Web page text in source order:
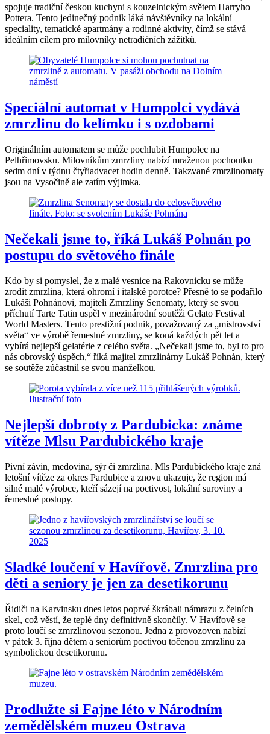
spojuje tradiční českou kuchyni s kouzelnickým světem Harryho
Pottera. Tento jedinečný podnik láká návštěvníky na lokální
speciality, tematické apartmány a rodinné aktivity, čímž se stává
ideálním cílem pro milovníky netradičních zážitků.
Speciální automat v Humpolci vydává
zmrzlinu do kelímku i s ozdobami
Originálním automatem se může pochlubit Humpolec na
Pelhřimovsku. Milovníkům zmrzliny nabízí mraženou pochoutku
sedm dní v týdnu čtyřiadvacet hodin denně. Takzvané zmrzlinomaty
jsou na Vysočině ale zatím výjimka.
Nečekali jsme to, říká Lukáš Pohnán po
postupu do světového finále
Kdo by si pomyslel, že z malé vesnice na Rakovnicku se může
zrodit zmrzlina, která ohromí i italské porotce? Přesně to se podařilo
Lukáši Pohnánovi, majiteli Zmrzliny Senomaty, který se svou
příchutí Tarte Tatin uspěl v mezinárodní soutěži Gelato Festival
World Masters. Tento prestižní podnik, považovaný za „mistrovství
světa“ ve výrobě řemeslné zmrzliny, se koná každých pět let a
vybírá nejlepší gelatérie z celého světa. „Nečekali jsme to, byl to pro
nás obrovský úspěch,“ říká majitel zmrzlinárny Lukáš Pohnán, který
se soutěže zúčastnil se svou manželkou.
Nejlepší dobroty z Pardubicka: známe
vítěze Mlsu Pardubického kraje
Pivní závin, medovina, sýr či zmrzlina. Mls Pardubického kraje zná
letošní vítěze za okres Pardubice a znovu ukazuje, že region má
silné malé výrobce, kteří sázejí na poctivost, lokální suroviny a
řemeslné postupy.
Sladké loučení v Havířově. Zmrzlina pro
děti a seniory je jen za desetikorunu
Řidiči na Karvinsku dnes letos poprvé škrábali námrazu z čelních
skel, což věstí, že teplé dny definitivně skončily. V Havířově se
proto loučí se zmrzlinovou sezonou. Jedna z provozoven nabízí
v pátek 3. října dětem a seniorům poctivou točenou zmrzlinu za
symbolickou desetikorunu.
Prodlužte si Fajne léto v Národním
zemědělském muzeu Ostrava